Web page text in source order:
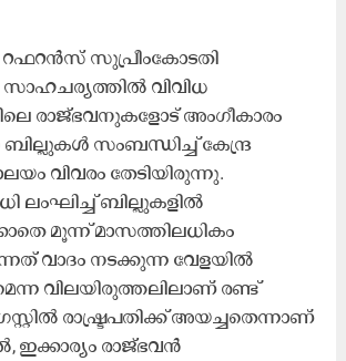
റഫറൻസ് സുപ്രീംകോടതി
സാഹചര്യത്തിൽ വിവിധ
രാജ്ഭവനുകളോട് അംഗീകാരം
ബില്ലുകള്‍ സംബന്ധിച്ച് കേന്ദ്ര
വിവരം തേടിയിരുന്നു.
ലംഘിച്ച് ബില്ലുകളിൽ
മൂന്ന് മാസത്തിലധികം
വാദം നടക്കുന്ന വേളയിൽ
വിലയിരുത്തലിലാണ് രണ്ട്
രാഷ്ട്രപതിക്ക് അയച്ചതെന്നാണ്
ഇക്കാര്യം രാജ്ഭവൻ